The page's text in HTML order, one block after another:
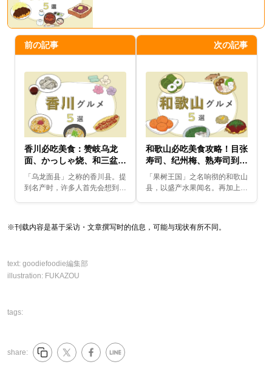
前の記事
香川必吃美食：赞岐乌龙
面、かっしゃ烧、和三盆、
小豆岛素面全攻略
「乌龙面县」之称的香川县。提
到名产时，许多人首先会想到
行橄榄栽培而闻名，橄榄...
次の記事
和歌山必吃美食攻略！目张
寿司、纪州梅、熟寿司到九
绘锅全介绍
「果树王国」之名响彻的和歌山
县，以盛产水果闻名。再加上黑
寿司」、「纪州梅」、...
※刊载内容是基于采访・文章撰写时的信息，可能与现状有所不同。
text: goodiefoodie編集部
illustration: FUKAZOU
tags:
share: